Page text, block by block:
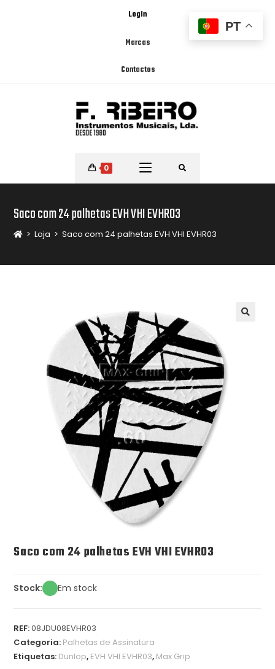
Login
Marcas
Contactos
0
Saco com 24 palhetas EVH VHI EVHR03
> Loja > Saco com 24 palhetas EVH VHI EVHR03
Saco com 24 palhetas EVH VHI EVHR03
Stock: Em stock
REF:08JDU08EVHR03
Categoria: Palhetas de Assinatura
Etiquetas: Dunlop, EVH VHI EVHR03, Max Grip
PT